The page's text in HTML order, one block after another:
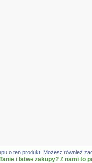
o ten produkt. Możesz również
Tanie i łatwe zakupy? Z nami to